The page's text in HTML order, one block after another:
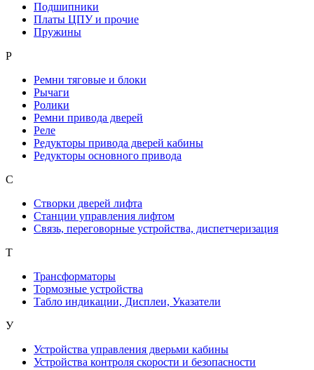
Подшипники
Платы ЦПУ и прочие
Пружины
Р
Ремни тяговые и блоки
Рычаги
Ролики
Ремни привода дверей
Реле
Редукторы привода дверей кабины
Редукторы основного привода
С
Створки дверей лифта
Станции управления лифтом
Связь, переговорные устройства, диспетчеризация
Т
Трансформаторы
Тормозные устройства
Табло индикации, Дисплеи, Указатели
У
Устройства управления дверьми кабины
Устройства контроля скорости и безопасности